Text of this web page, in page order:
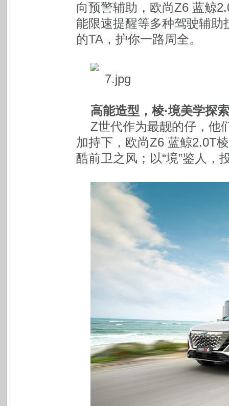
向预警辅助，欧尚Z6 蓝鲸
能限速提醒等多种驾驶辅
的TA，护你一路周全。
高能造型，棱·境美学探
Z世代作为最靓的仔，他
加持下，欧尚Z6 蓝鲸2.0T
酷前卫之风；以“境”鉴人，